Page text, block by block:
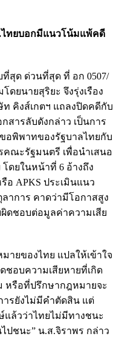
ไทยบอกมีแนวโน้มแพ้คดี
ที่สุด ด่วนที่สุด ที่ อก 0507/
ดยนายสุริยะ จึงรุ่งเรือง
คิงส์เกตฯ แถลงปิดคดีกับ
สารลับดังกล่าว เป็นการ
อพิพาทของรัฐบาลไทยกับ
คณะรัฐมนตรี เพื่อนำเสนอ
ดยในหน้าที่ 6 อ้างถึง
APKS ประเมินแนว
การ คาดว่ามีโอกาสสูง
ดชอบต่อมูลค่าความเสีย
ายของไทย แปลให้เข้าใจ
ชอบความเสียหายที่เกิด
หรือที่ปรึกษากฎหมายจะ
รยังไม่มีคำตัดสิน แต่
แล้วว่าไทยไม่มีทางชนะ
ปชนะ” น.ส.จิราพร กล่าว